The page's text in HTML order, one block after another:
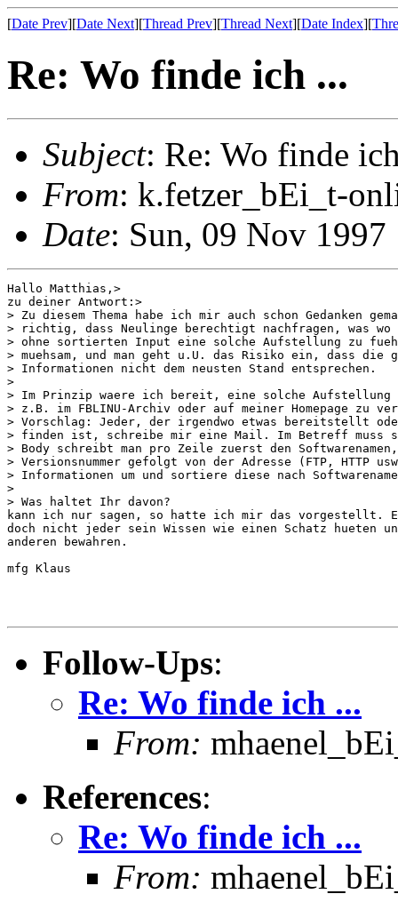
[Date Prev][Date Next][Thread Prev][Thread Next][Date Index][
Re: Wo finde ich ...
Subject: Re: Wo finde
From: k.fetzer_bEi_t-
Date: Sun, 09 Nov
Hallo Matthias,>
zu deiner Antwort:>
> Zu diesem Thema habe ich mir auch schon Gedanken
> richtig, dass Neulinge berechtigt nachfragen, was
> ohne sortierten Input eine solche Aufstellung zu
> muehsam, und man geht u.U. das Risiko ein, dass die
> Informationen nicht dem neusten Stand entsprechen.
>
> Im Prinzip waere ich bereit, eine solche Aufstellung
> z.B. im FBLINU-Archiv oder auf meiner Homepage zu
> Vorschlag: Jeder, der irgendwo etwas bereitstellt
> finden ist, schreibe mir eine Mail. Im Betreff muss
> Body schreibt man pro Zeile zuerst den
> Versionsnummer gefolgt von der Adresse (FTP, HTTP
> Informationen um und sortiere diese nach
>
> Was haltet Ihr davon?
kann ich nur sagen, so hatte ich mir das vorgestellt.
doch nicht jeder sein Wissen wie einen Schatz hueten
anderen bewahren.
mfg Klaus
Follow-Ups:
Re: Wo finde ich ...
From:
References:
Re: Wo finde ich ...
From: